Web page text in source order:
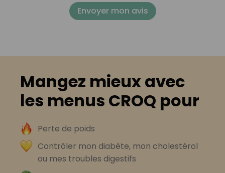
Envoyer mon avis
Mangez mieux avec
les menus CROQ pour
Perte de poids
Contrôler mon diabète, mon cholestérol
ou mes troubles digestifs